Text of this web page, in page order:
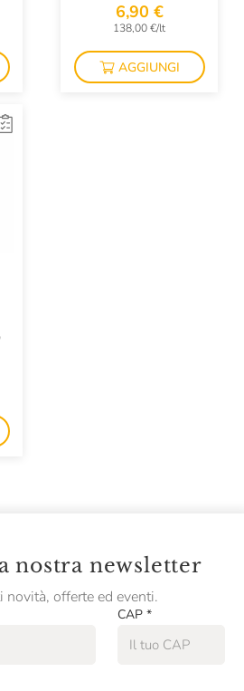
6,90 €
138,00 €/lt
AGGIUNGI
nostra newsletter
novità, offerte ed eventi.
CAP *